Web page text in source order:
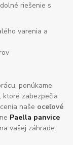
riešenie s
varenia a
ponúkame
ktoré zabezpečia
naše oceľové
Paella panvice
vašej záhrade.